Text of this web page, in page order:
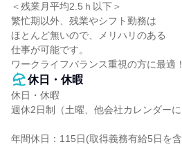
＜残業月平均2.5ｈ以下＞
繁忙期以外、残業やシフト勤務は
ほとんど無いので、メリハリのある
仕事が可能です。
ワークライフバランス重視の方に最適！
休日・休暇
休日・休暇
週休2日制（土曜、他会社カレンダーに
年間休日：115日(取得義務有給5日を